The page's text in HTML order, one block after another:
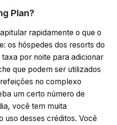
Plan?
rapidamente o que o
os hóspedes dos resorts do
por noite para adicionar
que podem ser utilizados
no complexo
um certo número de
você tem muita
uso desses créditos. Você